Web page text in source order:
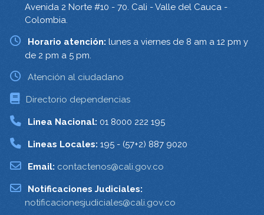
Avenida 2 Norte #10 - 70. Cali - Valle del Cauca -
Colombia.
Horario atención: lunes a viernes de 8 am a 12 pm y
de 2 pm a 5 pm.
Atención al ciudadano
Directorio dependencias
Linea Nacional: 01 8000 222 195
Lineas Locales: 195 - (57+2) 887 9020
Email: contactenos@cali.gov.co
Notificaciones Judiciales:
notificacionesjudiciales@cali.gov.co